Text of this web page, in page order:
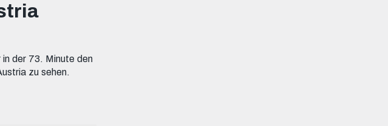
der 73. Minute den
zu sehen.